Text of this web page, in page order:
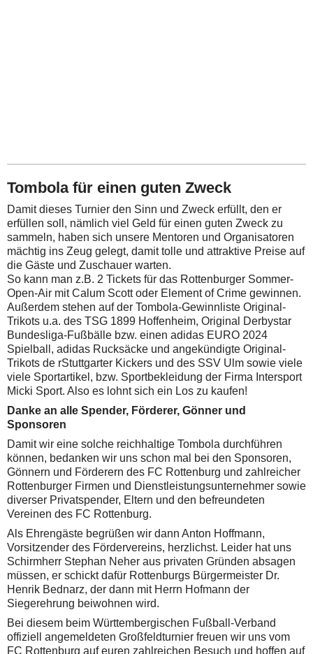
Tombola für einen guten Zweck
Damit dieses Turnier den Sinn und Zweck erfüllt, den er
erfüllen soll, nämlich viel Geld für einen guten Zweck zu
sammeln, haben sich unsere Mentoren und Organisatoren
mächtig ins Zeug gelegt, damit tolle und attraktive Preise auf
die Gäste und Zuschauer warten.
So kann man z.B. 2 Tickets für das Rottenburger Sommer-
Open-Air mit Calum Scott oder Element of Crime gewinnen.
Außerdem stehen auf der Tombola-Gewinnliste Original-
Trikots u.a. des TSG 1899 Hoffenheim, Original Derbystar
Bundesliga-Fußbälle bzw. einen adidas EURO 2024
Spielball, adidas Rucksäcke und angekündigte Original-
Trikots de rStuttgarter Kickers und des SSV Ulm sowie viele
viele Sportartikel, bzw. Sportbekleidung der Firma Intersport
Micki Sport. Also es lohnt sich ein Los zu kaufen!
Danke an alle Spender, Förderer, Gönner und
Sponsoren
Damit wir eine solche reichhaltige Tombola durchführen
können, bedanken wir uns schon mal bei den Sponsoren,
Gönnern und Förderern des FC Rottenburg und zahlreicher
Rottenburger Firmen und Dienstleistungsunternehmer sowie
diverser Privatspender, Eltern und den befreundeten
Vereinen des FC Rottenburg.
Als Ehrengäste begrüßen wir dann Anton Hoffmann,
Vorsitzender des Fördervereins, herzlichst. Leider hat uns
Schirmherr Stephan Neher aus privaten Gründen absagen
müssen, er schickt dafür Rottenburgs Bürgermeister Dr.
Henrik Bednarz, der dann mit Herrn Hofmann der
Siegerehrung beiwohnen wird.
Bei diesem beim Württembergischen Fußball-Verband
offiziell angemeldeten Großfeldturnier freuen wir uns vom
FC Rottenburg auf euren zahlreichen Besuch und hoffen auf